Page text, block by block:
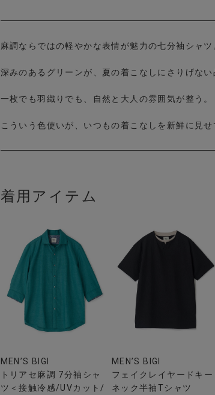
麻調ならではの軽やかな表情が魅力の七分袖シャツ
深みのあるグリーンが、夏の着こなしにさりげない
一枚でも羽織りでも、自然と大人の雰囲気が整う。
こういう色使いが、いつもの着こなしを新鮮に見せ
着用アイテム
MEN’S BIGI
トリアセ麻調 7分袖シャ
ツ＜接触冷感/UVカット/
MEN’S BIGI
フェイクレイヤードキー
ネック半袖Tシャツ